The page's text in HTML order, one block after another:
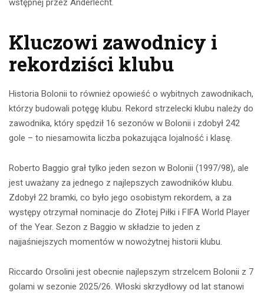
wstępnej przez Anderlecht.
Kluczowi zawodnicy i
rekordziści klubu
Historia Bolonii to również opowieść o wybitnych zawodnikach,
którzy budowali potęgę klubu. Rekord strzelecki klubu należy do
zawodnika, który spędził 16 sezonów w Bolonii i zdobył 242
gole – to niesamowita liczba pokazująca lojalność i klasę.
Roberto Baggio grał tylko jeden sezon w Bolonii (1997/98), ale
jest uważany za jednego z najlepszych zawodników klubu.
Zdobył 22 bramki, co było jego osobistym rekordem, a za
występy otrzymał nominacje do Złotej Piłki i FIFA World Player
of the Year. Sezon z Baggio w składzie to jeden z
najjaśniejszych momentów w nowożytnej historii klubu.
Riccardo Orsolini jest obecnie najlepszym strzelcem Bolonii z 7
golami w sezonie 2025/26. Włoski skrzydłowy od lat stanowi